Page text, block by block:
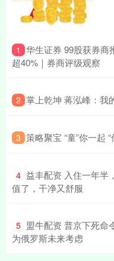
1 华生证券 99股获券商
超40%｜券商评级观察
2 掌上乾坤 蒋泓峰：我
3 策略聚宝 “童”你一起 “
4 益丰配资 入住一年半
值了，干净又舒服
5 盟牛配资 普京下死命
为俄罗斯未来考虑